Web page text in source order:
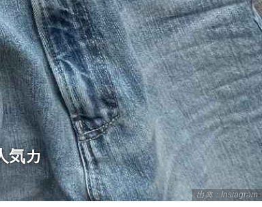
出典：Instagram
気カ